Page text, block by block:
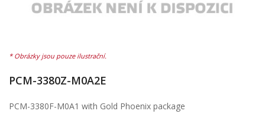
PCM-3380Z-M0A2E
PCM-3380F-M0A1 with Gold Phoenix package